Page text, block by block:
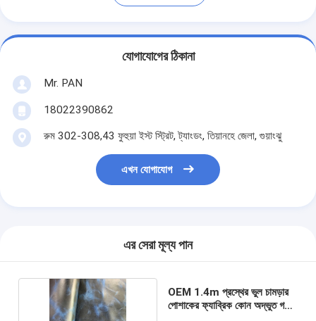
যোগাযোগের ঠিকানা
Mr. PAN
18022390862
রুম 302-308,43 ফুহুয়া ইস্ট স্ট্রিট, ট্যাংডং, তিয়ানহে জেলা, গুয়াংঝু
এখন যোগাযোগ
এর সেরা মূল্য পান
OEM 1.4m প্রস্থের ভুল চামড়ার
পোশাকের ফ্যাব্রিক কোন অদ্ভুত গন্ধ